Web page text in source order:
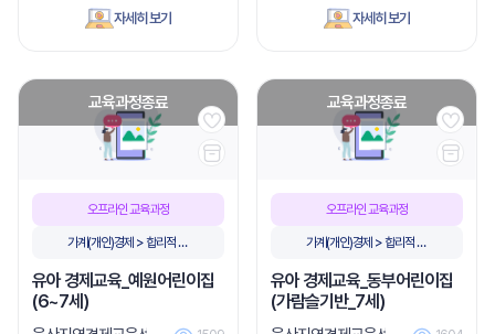
자세히 보기 자세히 보기
교육과정종료
오프라인 교육과정
가계(개인)경제 > 합리적 소
유아 경제교육_예원어린이집
(6~7세)
교육과정종료
오프라인 교육과정
가계(개인)경제 > 합리적 소
유아 경제교육_동부어린이집
(가람슬기반_7세)